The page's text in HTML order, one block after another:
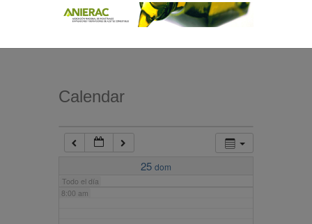
Calendar
25 dom
Todo el día
7:00 am
8:00 am